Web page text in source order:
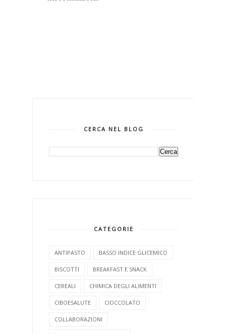
CERCA NEL BLOG
CATEGORIE
ANTIPASTO BASSO INDICE GLICEMICO
BISCOTTI BREAKFAST E SNACK
CEREALI CHIMICA DEGLI ALIMENTI
CIBOESALUTE CIOCCOLATO
COLLABORAZIONI